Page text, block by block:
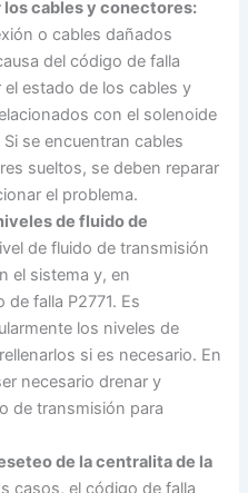
cables y conectores:
o cables dañados
del código de falla
el estado de los cables y
con el solenoide
se encuentran cables
sueltos, se deben reparar
el problema.
de fluido de
de fluido de transmisión
el sistema y, en
falla P2771. Es
los niveles de
si es necesario. En
necesario drenar y
de transmisión para
de la centralita de la
casos, el código de falla